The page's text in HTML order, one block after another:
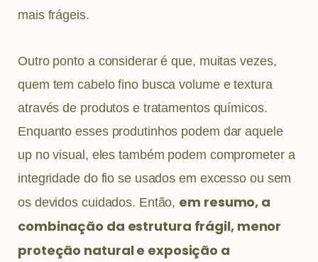
mais frágeis.
Outro ponto a considerar é que, muitas vezes,
quem tem cabelo fino busca volume e textura
através de produtos e tratamentos químicos.
Enquanto esses produtinhos podem dar aquele
up no visual, eles também podem comprometer a
integridade do fio se usados em excesso ou sem
os devidos cuidados. Então, em resumo, a
combinação da estrutura frágil, menor
proteção natural e exposição a